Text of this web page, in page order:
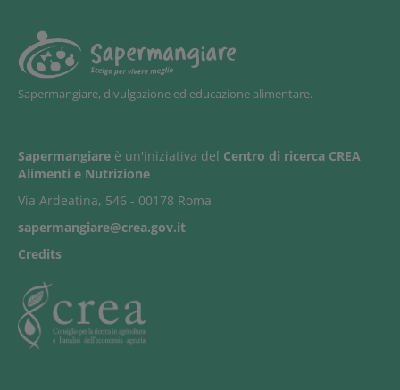
Sapermangiare, divulgazione ed educazione alimentare.
Sapermangiare è un'iniziativa del Centro di ricerca CREA
Alimenti e Nutrizione
Via Ardeatina, 546 - 00178 Roma
sapermangiare@crea.gov.it
Credits